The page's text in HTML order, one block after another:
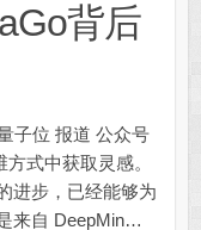
背后
位 报道 公众号
式中获取灵感。
步，已经能够为
自 DeepMin…